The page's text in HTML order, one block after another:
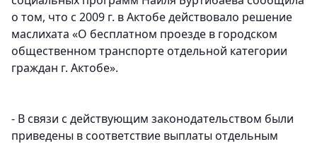
о том, что с 2009 г. в Актобе действовало решение
маслихата «О бесплатном проезде в городском
общественном транспорте отдельной категории
граждан г. Актобе».
- В связи с действующим законодательством были
приведены в соответствие выплаты отдельным